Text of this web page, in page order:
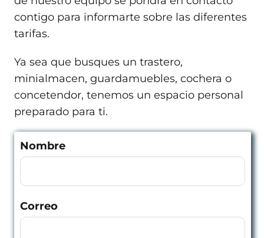
contigo para informarte sobre las diferentes
tarifas.
Ya sea que busques un trastero,
minialmacen, guardamuebles, cochera o
concetendor, tenemos un espacio personal
preparado para ti.
Nombre
Correo